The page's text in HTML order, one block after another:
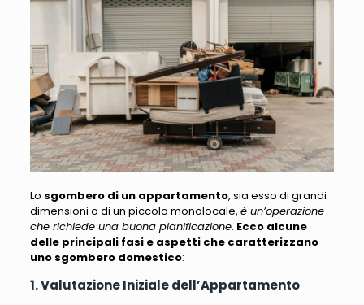
Lo sgombero di un appartamento, sia esso di grandi
dimensioni o di un piccolo monolocale, è un’operazione
che richiede una buona pianificazione. Ecco alcune
delle principali fasi e aspetti che caratterizzano
uno sgombero domestico:
1. Valutazione Iniziale dell’Appartamento